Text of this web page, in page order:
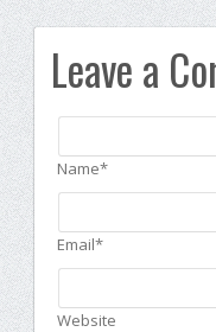
Leave a
Name*
Email*
Website